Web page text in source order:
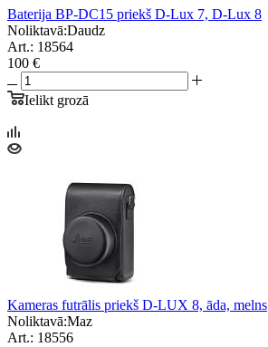
Baterija BP-DC15 priekš D-Lux 7, D-Lux 8
Noliktavā:Daudz
Art.: 18564
100 €
Ielikt grozā
Kameras futrālis priekš D-LUX 8, āda, melns
Noliktavā:Maz
Art.: 18556